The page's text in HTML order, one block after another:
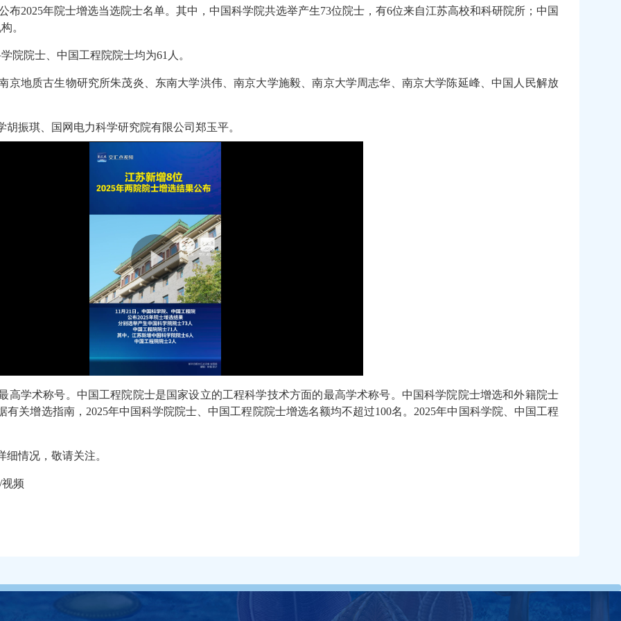
布2025年院士增选当选院士名单。其中，中国科学院共选举产生73位院士，有6位来自江苏高校和科研院所；中国
。
院院士、中国工程院院士均为61人。
京地质古生物研究所朱茂炎、东南大学洪伟、南京大学施毅、南京大学周志华、南京大学陈延峰、 中国人民解放
振琪、国网电力科学研究院有限公司郑玉平。
高学术称号。中国工程院院士是国家设立的工程科学技术方面的最高学术称号。中国科学院院士增选和外籍院士
关增选指南，2025年中国科学院院士、中国工程院院士增选名额均不超过100名。2025年中国科学院、中国工程
情况，敬请关注。
频